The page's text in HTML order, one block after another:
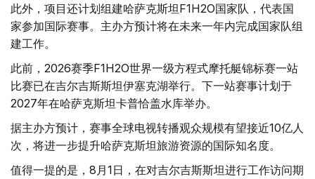
此外，项目还计划组建哈萨克斯坦F1H2O国家队，代表国
家参加国际赛事。主办方预计将在未来一年内完成国家队组
建工作。
此前，2026赛季F1H2O世界一级方程式摩托艇锦标赛一站
比赛已在吉尔吉斯斯坦伊塞克湖举行。下一站赛事计划于
2027年在哈萨克斯坦卡普恰盖水库举办。
据主办方预计，赛事全球电视转播观众规模有望接近10亿人
次，将进一步提升哈萨克斯坦旅游资源的国际知名度。
值得一提的是，8月1日，在对吉尔吉斯斯坦进行工作访问期